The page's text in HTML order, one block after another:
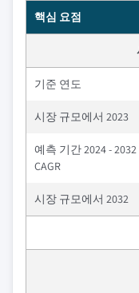
핵심 요점
기준 연도
시장 규모에서 2023
예측 기간 2024 - 2032
CAGR
시장 규모에서 2032